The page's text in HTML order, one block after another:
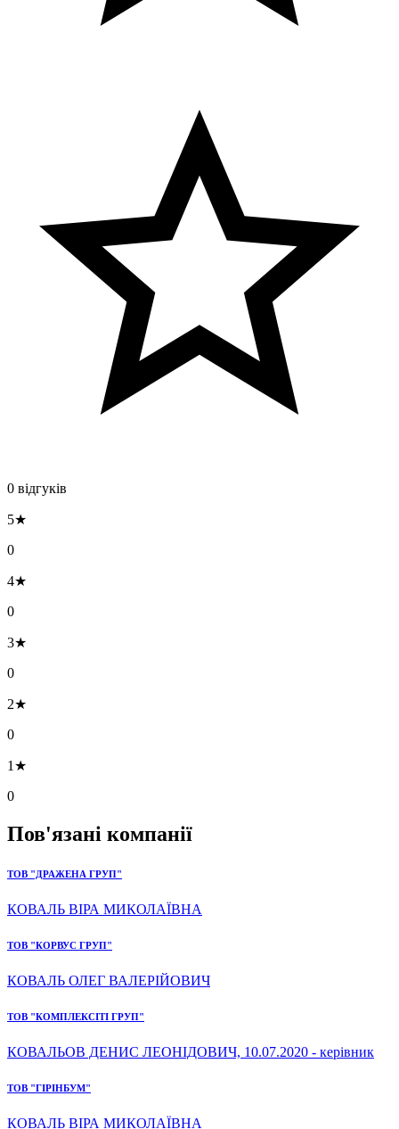
0 відгуків
5★
0
4★
0
3★
0
2★
0
1★
0
Пов'язані компанії
ТОВ "ДРАЖЕНА ГРУП"
КОВАЛЬ ВІРА МИКОЛАЇВНА
ТОВ "КОРВУС ГРУП"
КОВАЛЬ ОЛЕГ ВАЛЕРІЙОВИЧ
ТОВ "КОМПЛЕКСІТІ ГРУП"
КОВАЛЬОВ ДЕНИС ЛЕОНІДОВИЧ, 10.07.2020 - керівник
ТОВ "ГІРІНБУМ"
КОВАЛЬ ВІРА МИКОЛАЇВНА